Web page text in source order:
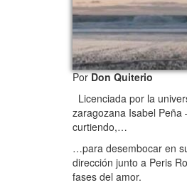
PorDon Quiterio
Licenciada por la
zaragozana Isabel Peña
curtiendo,…
…para desembocar en
dirección junto a Peris
fases del amor.